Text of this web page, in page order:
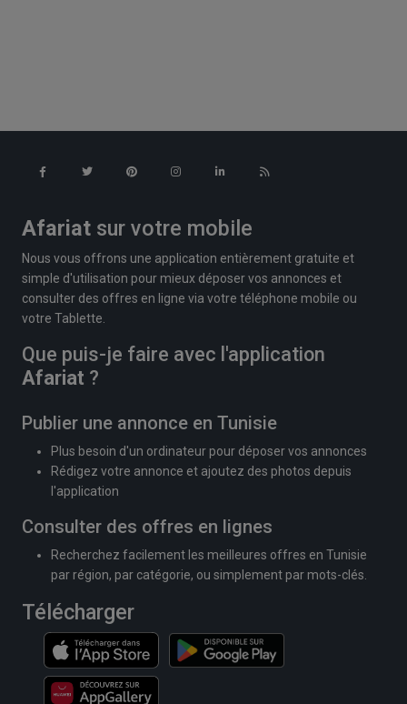
Afariat sur votre mobile
Nous vous offrons une application entièrement gratuite et
simple d'utilisation pour mieux déposer vos annonces et
consulter des offres en ligne via votre téléphone mobile ou
votre Tablette.
Que puis-je faire avec l'application
Afariat ?
Publier une annonce en Tunisie
Plus besoin d'un ordinateur pour déposer vos annonces
Rédigez votre annonce et ajoutez des photos depuis
l'application
Consulter des offres en lignes
Recherchez facilement les meilleures offres en Tunisie
par région, par catégorie, ou simplement par mots-clés.
Télécharger